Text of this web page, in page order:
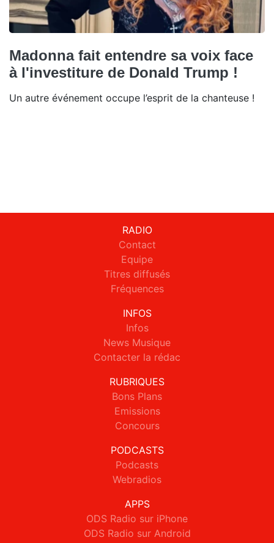
Madonna fait entendre sa voix face
à l'investiture de Donald Trump !
Un autre événement occupe l’esprit de la chanteuse !
RADIO
Contact
Equipe
Titres diffusés
Fréquences
INFOS
Infos
News Musique
Contacter la rédac
RUBRIQUES
Bons Plans
Emissions
Concours
PODCASTS
Podcasts
Webradios
APPS
ODS Radio sur iPhone
ODS Radio sur Android